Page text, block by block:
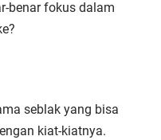
benar fokus dalam
seblak yang bisa
kiat-kiatnya.